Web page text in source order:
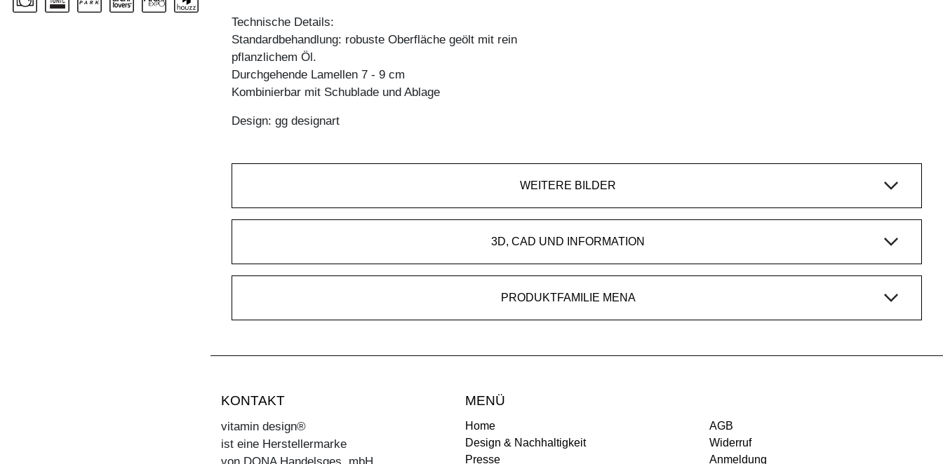
COUCHTISCH ZIRKEL QG
Technische Details:
Standardbehandlung: robuste Oberfläche geölt mit rein
pflanzlichem Öl.
Durchgehende Lamellen 7 - 9 cm
Kombinierbar mit Schublade und Ablage
Design: gg designart
WEITERE BILDER
3D, CAD UND INFORMATION
PRODUKTFAMILIE MENA
KONTAKT
vitamin design®
ist eine Herstellermarke
von DONA Handelsges. mbH
MENÜ
Home
Design & Nachhaltigkeit
Presse
AGB
Widerruf
Anmeldung